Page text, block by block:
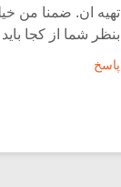
تهیه ان. ضمنا من
بنظر شما از کجا
پاسخ